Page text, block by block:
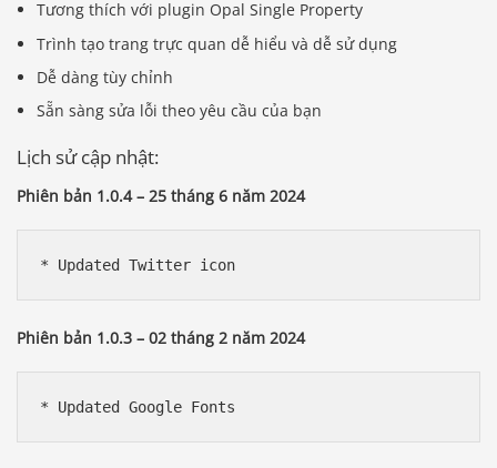
Tương thích với plugin Opal Single Property
Trình tạo trang trực quan dễ hiểu và dễ sử dụng
Dễ dàng tùy chỉnh
Sẵn sàng sửa lỗi theo yêu cầu của bạn
Lịch sử cập nhật:
Phiên bản 1.0.4 – 25 tháng 6 năm 2024
Phiên bản 1.0.3 – 02 tháng 2 năm 2024